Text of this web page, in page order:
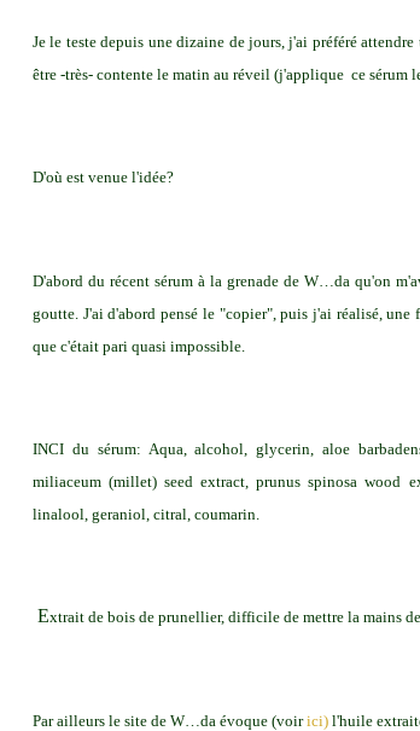
Je le teste depuis une dizaine de jours, j'ai préféré
être -très- contente le matin au réveil (j'applique ce sérum
D'où est venue l'idée?
D'abord du récent sérum à la grenade de W…da qu'on
goutte. J'ai d'abord pensé le "copier", puis j'ai réalisé,
que c'était pari quasi impossible.
INCI du sérum: Aqua, alcohol, glycerin, aloe
miliaceum (millet) seed extract, prunus spinosa wood
linalool, geraniol, citral, coumarin.
Extrait de bois de prunellier, difficile de mettre la mains
Par ailleurs le site de W…da évoque (voirici) l'huile